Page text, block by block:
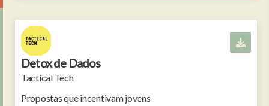
Detox de Dados
Tactical Tech
Propostas que incentivam jovens